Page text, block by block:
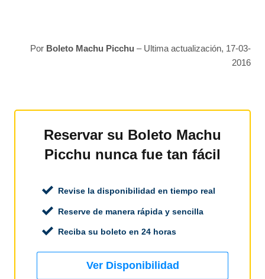
Por Boleto Machu Picchu – Ultima actualización, 17-03-
2016
Reservar su Boleto Machu
Picchu nunca fue tan fácil
Revise la disponibilidad en tiempo real
Reserve de manera rápida y sencilla
Reciba su boleto en 24 horas
Ver Disponibilidad